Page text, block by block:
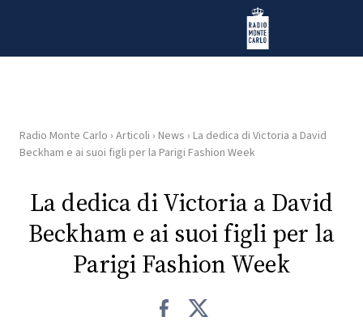
Radio Monte Carlo
HOME
RADIO
WEB
Radio Monte Carlo › Articoli › News › La dedica di Victoria a David
Beckham e ai suoi figli per la Parigi Fashion Week
La dedica di Victoria a David
Beckham e ai suoi figli per la
Parigi Fashion Week